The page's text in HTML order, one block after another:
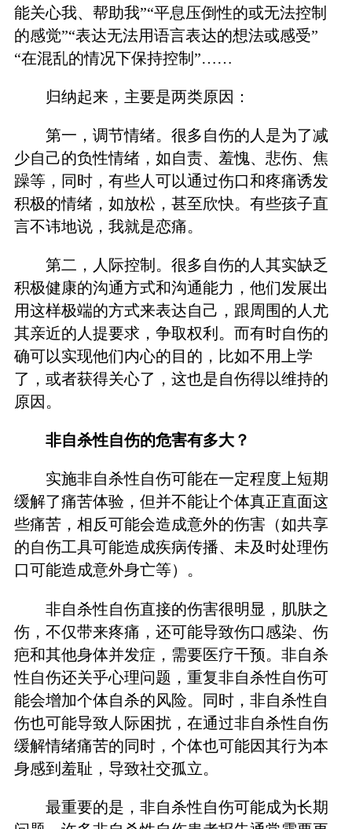
能关心我、帮助我”“平息压倒性的或无法控制
的感觉”“表达无法用语言表达的想法或感受”
“在混乱的情况下保持控制”……
归纳起来，主要是两类原因：
第一，调节情绪。很多自伤的人是为了减
少自己的负性情绪，如自责、羞愧、悲伤、焦
躁等，同时，有些人可以通过伤口和疼痛诱发
积极的情绪，如放松，甚至欣快。有些孩子直
言不讳地说，我就是恋痛。
第二，人际控制。很多自伤的人其实缺乏
积极健康的沟通方式和沟通能力，他们发展出
用这样极端的方式来表达自己，跟周围的人尤
其亲近的人提要求，争取权利。而有时自伤的
确可以实现他们内心的目的，比如不用上学
了，或者获得关心了，这也是自伤得以维持的
原因。
非自杀性自伤的危害有多大？
实施非自杀性自伤可能在一定程度上短期
缓解了痛苦体验，但并不能让个体真正直面这
些痛苦，相反可能会造成意外的伤害（如共享
的自伤工具可能造成疾病传播、未及时处理伤
口可能造成意外身亡等）。
非自杀性自伤直接的伤害很明显，肌肤之
伤，不仅带来疼痛，还可能导致伤口感染、伤
疤和其他身体并发症，需要医疗干预。非自杀
性自伤还关乎心理问题，重复非自杀性自伤可
能会增加个体自杀的风险。同时，非自杀性自
伤也可能导致人际困扰，在通过非自杀性自伤
缓解情绪痛苦的同时，个体也可能因其行为本
身感到羞耻，导致社交孤立。
最重要的是，非自杀性自伤可能成为长期